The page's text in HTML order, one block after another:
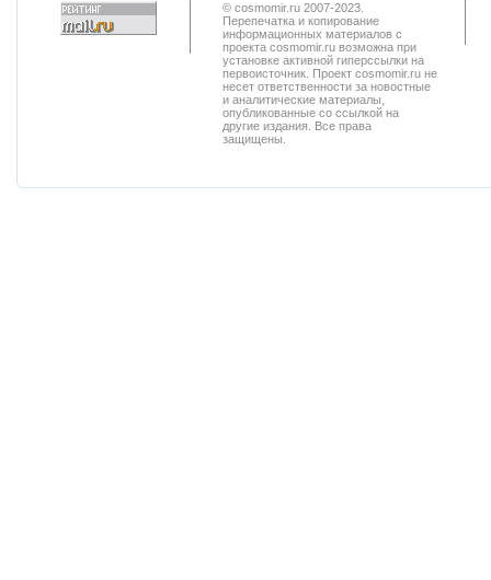
© cosmomir.ru 2007-2023.
Перепечатка и копирование
информационных материалов с
проекта cosmomir.ru возможна при
установке активной гиперссылки на
первоисточник. Проект cosmomir.ru не
несет ответственности за новостные
и аналитические материалы,
опубликованные со ссылкой на
другие издания. Все права
защищены.